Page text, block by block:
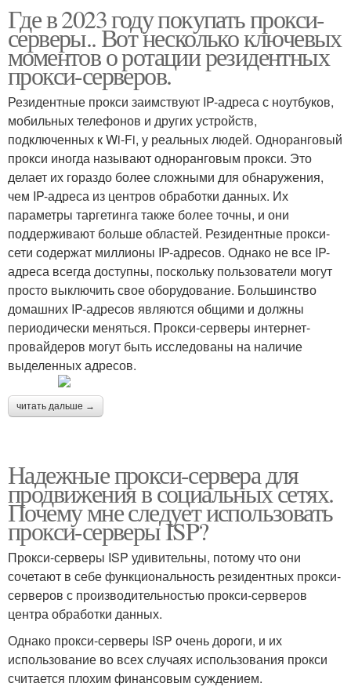
Где в 2023 году покупать прокси-
серверы.. Вот несколько ключевых
моментов о ротации резидентных
прокси-серверов.
Резидентные прокси заимствуют IP-адреса с ноутбуков,
мобильных телефонов и других устройств,
подключенных к Wi-Fi, у реальных людей. Одноранговый
прокси иногда называют одноранговым прокси. Это
делает их гораздо более сложными для обнаружения,
чем IP-адреса из центров обработки данных. Их
параметры таргетинга также более точны, и они
поддерживают больше областей. Резидентные прокси-
сети содержат миллионы IP-адресов. Однако не все IP-
адреса всегда доступны, поскольку пользователи могут
просто выключить свое оборудование. Большинство
домашних IP-адресов являются общими и должны
периодически меняться. Прокси-серверы интернет-
провайдеров могут быть исследованы на наличие
выделенных адресов.
читать дальше →
Надежные прокси-сервера для
продвижения в социальных сетях.
Почему мне следует использовать
прокси-серверы ISP?
Прокси-серверы ISP удивительны, потому что они
сочетают в себе функциональность резидентных прокси-
серверов с производительностью прокси-серверов
центра обработки данных.
Однако прокси-серверы ISP очень дороги, и их
использование во всех случаях использования прокси
считается плохим финансовым суждением.